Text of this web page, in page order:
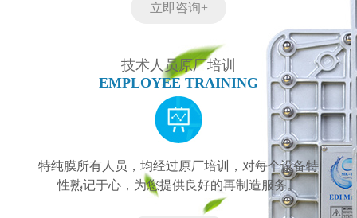
立即咨询+
技术人员原厂培训
EMPLOYEE TRAINING
特纯膜所有人员，均经过原厂培训，对每个设备特
性熟记于心，为您提供良好的再制造服务。